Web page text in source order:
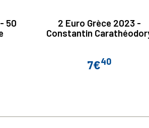
50
2 Euro Grèce 2023 -
Constantin
Prix
7€40